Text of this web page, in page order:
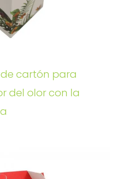
cartón para
del olor con la